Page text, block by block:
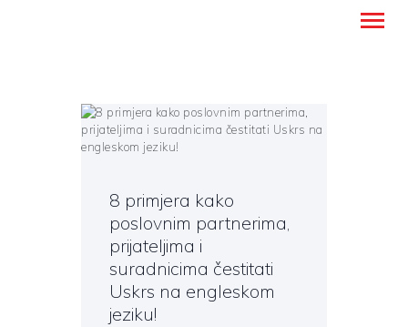
TITELSEITE
FREMDSPRACHENUNTER
RICHT
ÜBER UNS
BLOG
KONTAKT
8 primjera kako
poslovnim partnerima,
prijateljima i
suradnicima čestitati
Uskrs na engleskom
jeziku!